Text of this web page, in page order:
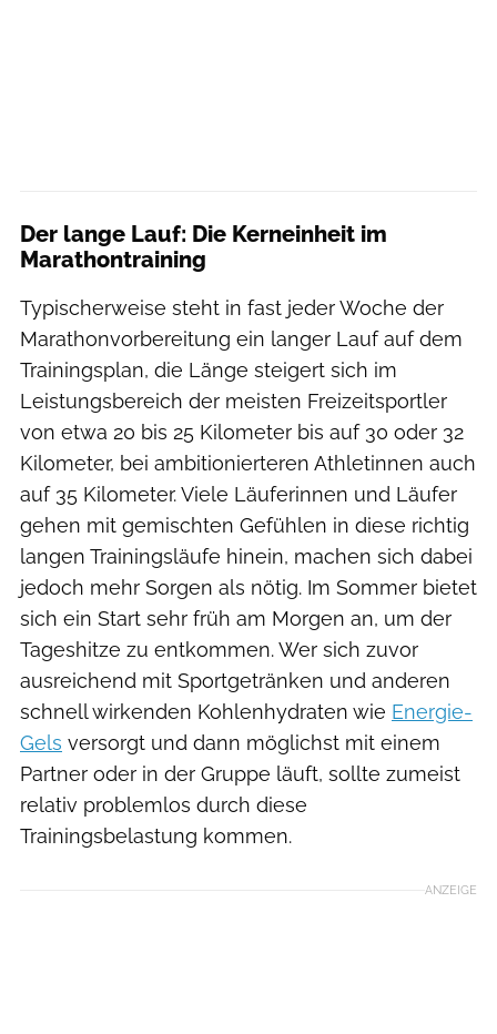
Der lange Lauf: Die Kerneinheit im
Marathontraining
Typischerweise steht in fast jeder Woche der
Marathonvorbereitung ein langer Lauf auf dem
Trainingsplan, die Länge steigert sich im
Leistungsbereich der meisten Freizeitsportler
von etwa 20 bis 25 Kilometer bis auf 30 oder 32
Kilometer, bei ambitionierteren Athletinnen auch
auf 35 Kilometer. Viele Läuferinnen und Läufer
gehen mit gemischten Gefühlen in diese richtig
langen Trainingsläufe hinein, machen sich dabei
jedoch mehr Sorgen als nötig. Im Sommer bietet
sich ein Start sehr früh am Morgen an, um der
Tageshitze zu entkommen. Wer sich zuvor
ausreichend mit Sportgetränken und anderen
schnell wirkenden Kohlenhydraten wie Energie-
Gels versorgt und dann möglichst mit einem
Partner oder in der Gruppe läuft, sollte zumeist
relativ problemlos durch diese
Trainingsbelastung kommen.
ANZEIGE